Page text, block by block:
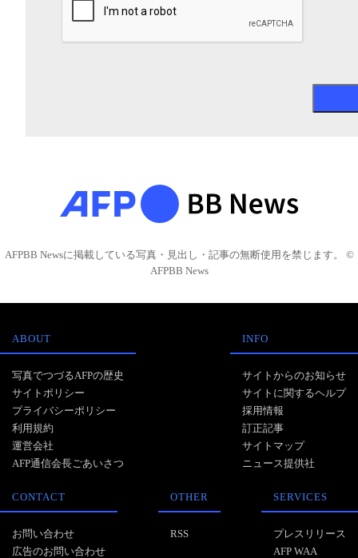
AFPBB Newsに掲載している写真・見出し・記事の無断使用を禁じます。 ©
AFPBB News
ABOUT
写真でつづるAFPの歴史
サイトポリシー
プライバシーポリシー
利用規約
運営会社
AFP通信会長ごあいさつ
INFO
サイトからのお知らせ
サイトに関するヘルプ
採用情報
訂正記事
サイトマップ
ニュース提供社
CONTACT
お問い合わせ
広告のお問い合わせ
OTHER
RSS
SERVICES
プレスリリース
AFP WAA